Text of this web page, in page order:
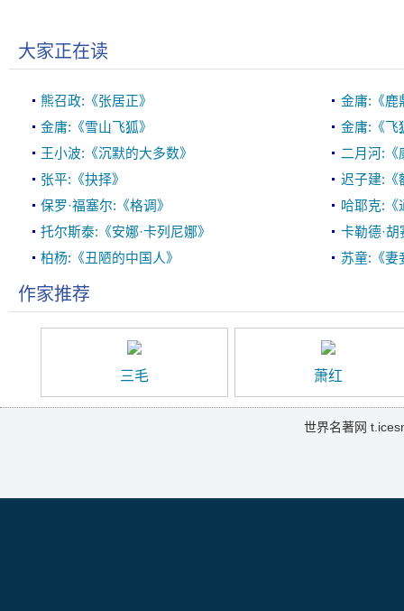
大家正在读
熊召政:《张居正》
金庸:《鹿
金庸:《雪山飞狐》
金庸:《飞
王小波:《沉默的大多数》
二月河:《
张平:《抉择》
迟子建:《
保罗·福塞尔:《格调》
哈耶克:《
托尔斯泰:《安娜·卡列尼娜》
卡勒德·
柏杨:《丑陋的中国人》
苏童:《妻
作家推荐
三毛 萧红
世界名著网